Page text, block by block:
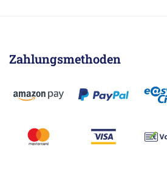
Zahlungsmethoden